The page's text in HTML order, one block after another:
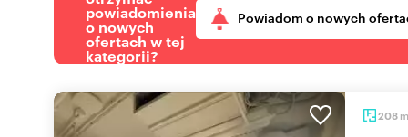
powiadomienia
o nowych
ofertach w tej
kategorii?
Powiadom o nowych
208 m